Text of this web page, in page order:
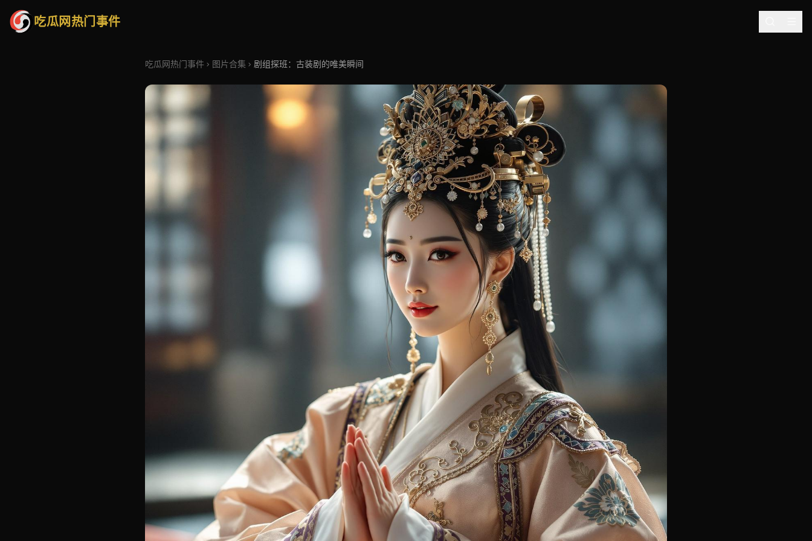
吃瓜网热门事件
吃瓜网热门事件 图片合集 剧组探班：古装剧的唯美瞬间